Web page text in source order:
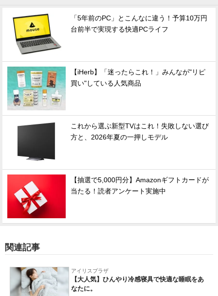
「5年前のPC」とこんなに違う！予算10万円
台前半で実現する快適PCライフ
【iHerb】「迷ったらこれ！」みんなが"リピ
買い"している人気商品
これから選ぶ新型TVはこれ！失敗しない選び
方と、2026年夏の一押しモデル
【抽選で5,000円分】Amazonギフトカードが
当たる！読者アンケート実施中
関連記事
アイリスプラザ
【大人気】ひんやり冷感寝具で快適な睡眠をあ
なたに。